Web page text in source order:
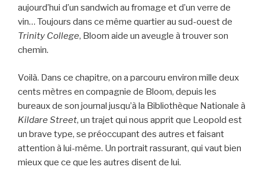
aujourd’hui d’un sandwich au fromage et d’un verre de
vin… Toujours dans ce même quartier au sud-ouest de
Trinity College, Bloom aide un aveugle à trouver son
chemin.
Voilà. Dans ce chapitre, on a parcouru environ mille deux
cents mètres en compagnie de Bloom, depuis les
bureaux de son journal jusqu’à la Bibliothèque Nationale à
Kildare Street, un trajet qui nous apprit que Leopold est
un brave type, se préoccupant des autres et faisant
attention à lui-même. Un portrait rassurant, qui vaut bien
mieux que ce que les autres disent de lui.